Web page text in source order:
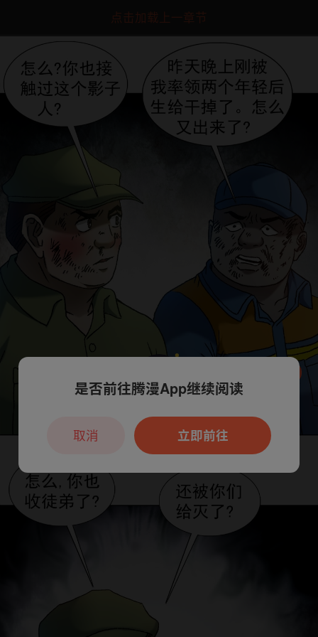
点击加载上一章节
本章节仅支持App阅读，可打开App新用
户7天免费看
是否前往腾漫App继续阅读
立即前往
取消